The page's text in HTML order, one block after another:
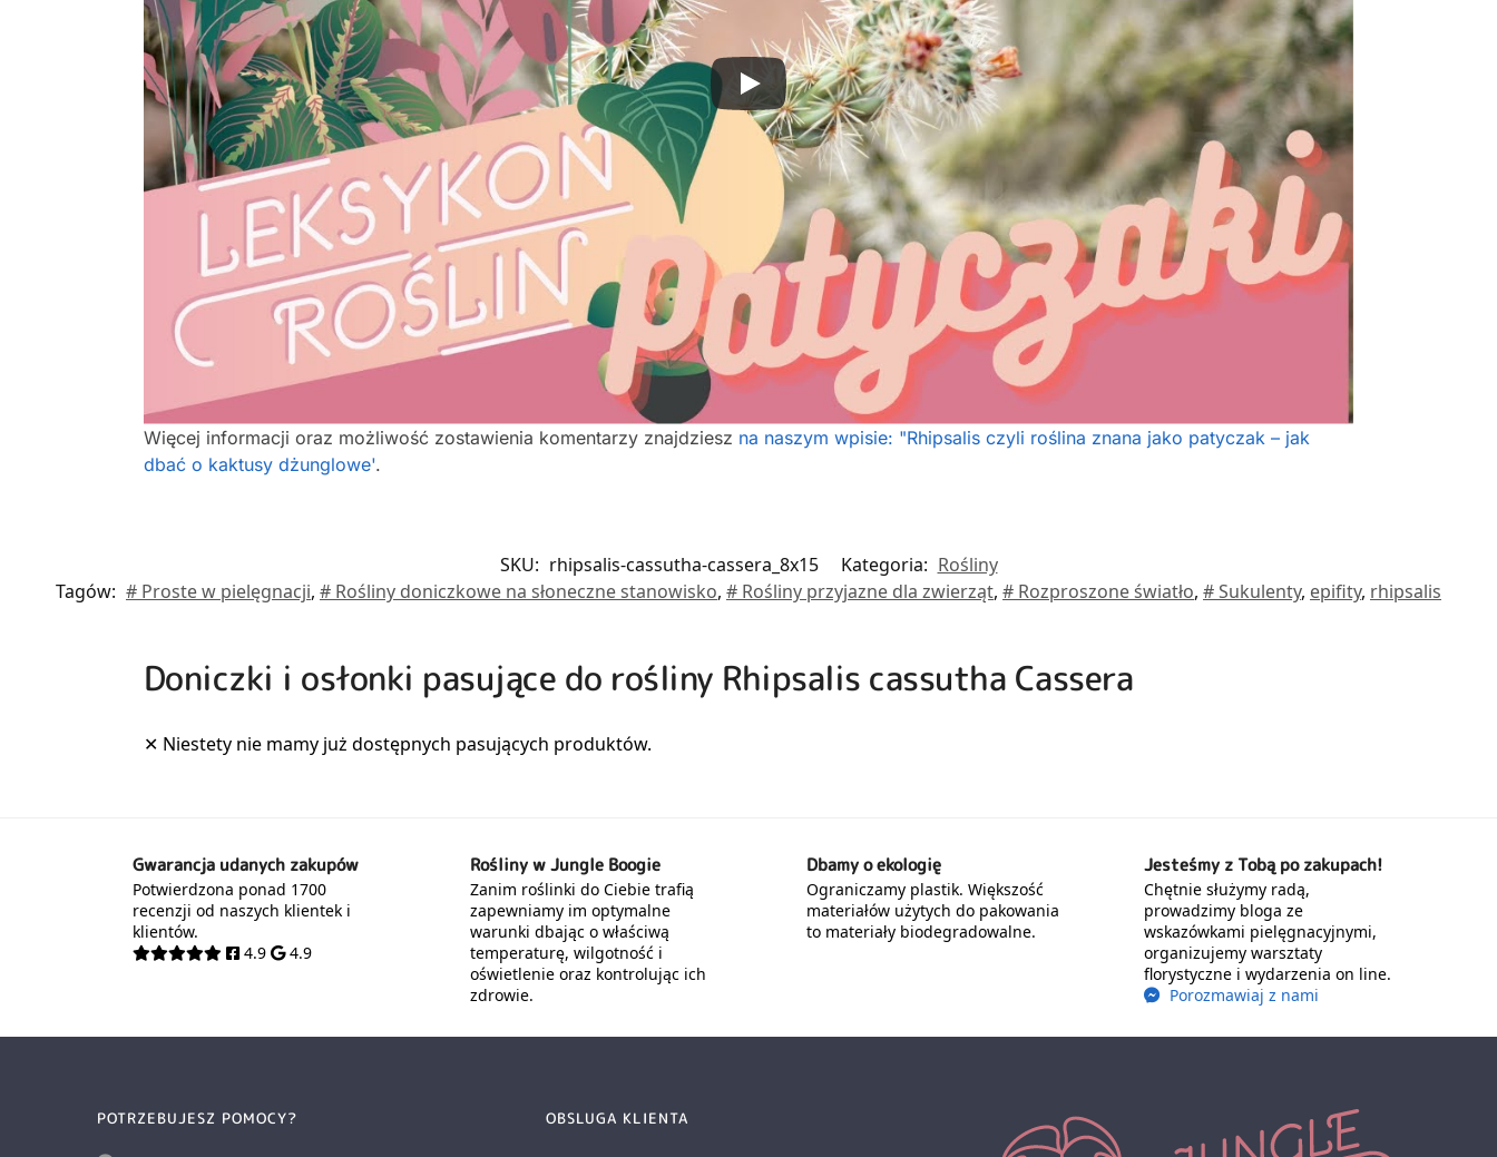
Więcej informacji oraz możliwość zostawienia komentarzy znajdziesz na naszym wpisie: "Rhipsalis czyli roślina znana jako patyczak – jak
dbać o kaktusy dżunglowe'.
SKU: rhipsalis-cassutha-cassera_8x15 Kategoria: Rośliny
Tagów: # Proste w pielęgnacji, # Rośliny doniczkowe na słoneczne stanowisko, # Rośliny przyjazne dla zwierząt, # Rozproszone światło, # Sukulenty, epifity, rhipsalis
Doniczki i osłonki pasujące do rośliny Rhipsalis cassutha Cassera
Gwarancja udanych zakupów
Potwierdzona ponad 1700
recenzji od naszych klientek i
klientów.
4.9
4.9
Rośliny w Jungle Boogie
Zanim roślinki do Ciebie trafią
zapewniamy im optymalne
warunki dbając o właściwą
temperaturę, wilgotność i
oświetlenie oraz kontrolując ich
zdrowie.
Dbamy o ekologię
Ograniczamy plastik. Większość
materiałów użytych do pakowania
to materiały biodegradowalne.
Jesteśmy z Tobą po zakupach!
Chętnie służymy radą,
prowadzimy bloga ze
wskazówkami pielęgnacyjnymi,
organizujemy warsztaty
florystyczne i wydarzenia on line.
Porozmawiaj z nami
POTRZEBUJESZ POMOCY? OBSLUGA KLIENTA